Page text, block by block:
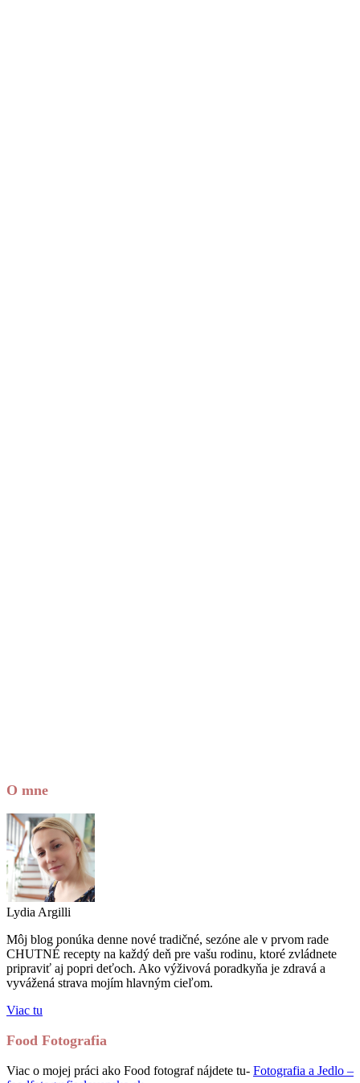
O mne
Lydia Argilli
Môj blog ponúka denne nové tradičné, sezóne ale v prvom rade
CHUTNÉ recepty na každý deň pre vašu rodinu, ktoré zvládnete
pripraviť aj popri deťoch. Ako výživová poradkyňa je zdravá a
vyvážená strava mojím hlavným cieľom.
Viac tu
Food Fotografia
Viac o mojej práci ako Food fotograf nájdete tu- Fotografia a Jedlo –